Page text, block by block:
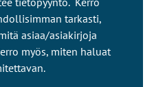
tarkasti,
asiaa/asiakirjoja
myös, miten haluat